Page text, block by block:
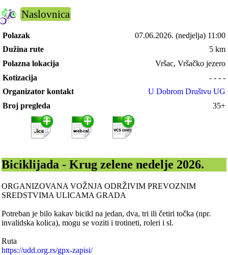
Naslovnica
Polazak 07.06.2026. (nedjelja) 11:00
Dužina rute
5 km
Polazna lokacija
Vršac, Vršačko jezero
Kotizacija
- - - -
Organizator kontakt
U Dobrom Društvu UG
Broj pregleda
35+
Biciklijada - Krug zelene nedelje 2026.
ORGANIZOVANA VOŽNJA ODRŽIVIM PREVOZNIM
SREDSTVIMA ULICAMA GRADA
Potreban je bilo kakav bicikl na jedan, dva, tri ili četiri točka (npr.
invalidska kolica), mogu se voziti i trotineti, roleri i sl.
Ruta
https://udd.org.rs/gpx-zapisi/